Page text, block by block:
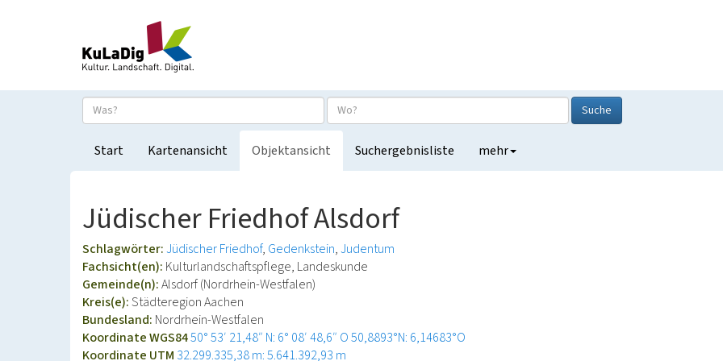
Suche
Start Kartenansicht Objektansicht Suchergebnisliste mehr
Jüdischer Friedhof Alsdorf
Schlagwörter:Jüdischer Friedhof Gedenkstein Judentum
Fachsicht(en): Kulturlandschaftspflege, Landeskunde
Gemeinde(n):Alsdorf (Nordrhein-Westfalen)
Kreis(e):Städteregion Aachen
Bundesland: Nordrhein-Westfalen
Koordinate WGS8450° 53′ 21,48″ N: 6° 08′ 48,6″ O50,8893°N: 6,14683°O
Koordinate UTM 32.299.335,38 m: 5.641.392,93 m